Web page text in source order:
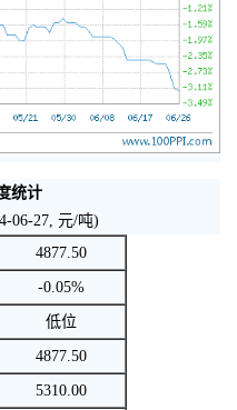
统计
06-27, 元/吨)
4877.50
-0.05%
低位
4877.50
5310.00